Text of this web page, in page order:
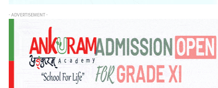
- ADVERTISEMENT -